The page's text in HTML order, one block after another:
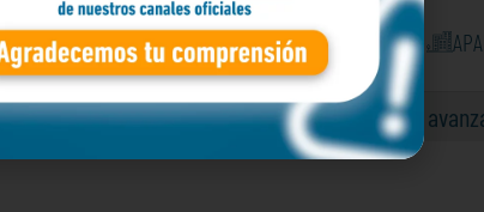
BARRIO
Filtro